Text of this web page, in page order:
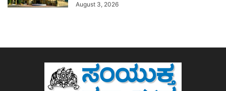
August 3, 2026